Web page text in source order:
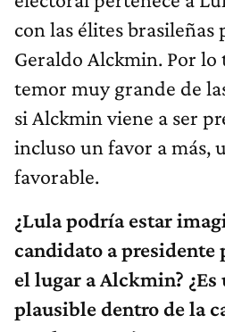
con las élites brasileñas
Geraldo Alckmin. Por lo
temor muy grande de
si Alckmin viene a ser
incluso un favor a más,
favorable.
¿Lula podría estar
candidato a presidente
el lugar a Alckmin?
plausible dentro de la